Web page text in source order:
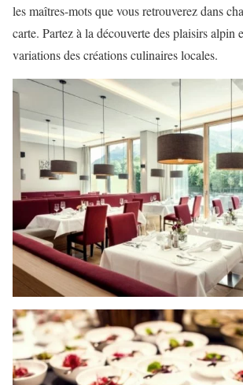
les maîtres-mots que vous retrouverez dans
carte. Partez à la découverte des plaisirs alpin
variations des créations culinaires locales.